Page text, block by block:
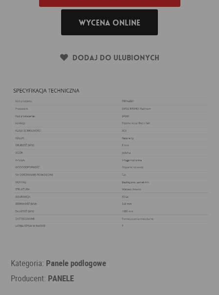
Wycena online
Dodaj do ulubionych
Kategoria: Panele podłogowe
Producent: PANELE